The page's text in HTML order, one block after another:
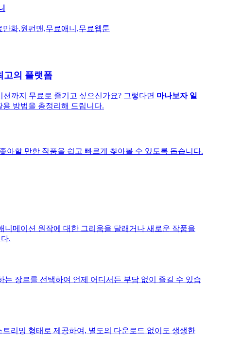
만화,원펀맨,무료애니,무료웹툰
고의 플랫폼
까지 무료로 즐기고 싶으신가요? 그렇다면 마나보자 일
방법을 총정리해 드립니다.
아할 만한 작품을 쉽고 빠르게 찾아볼 수 있도록 돕습니다.
메이션 원작에 대한 그리움을 달래거나 새로운 작품을
.
장르를 선택하여 언제 어디서든 부담 없이 즐길 수 있습
리밍 형태로 제공하여, 별도의 다운로드 없이도 생생한